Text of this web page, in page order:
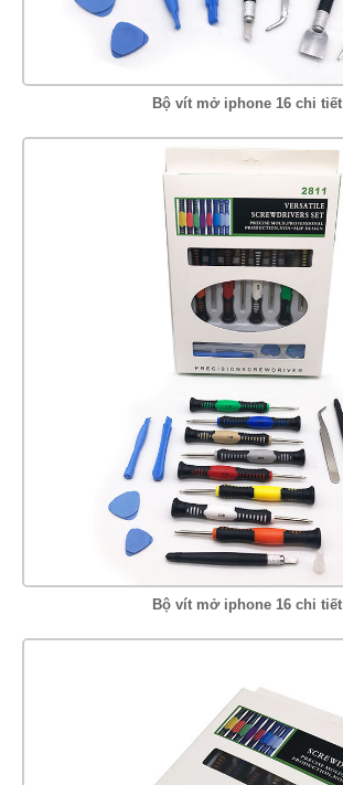
Bộ vít mở iphone 16 chi tiết
Bộ vít mở iphone 16 chi tiết